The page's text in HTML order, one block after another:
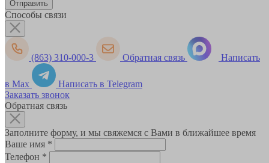
Способы связи
(863) 310-000-3 Обратная связь Написать
в Max
Написать в Telegram
Заказать звонок
Обратная связь
Заполните форму, и мы свяжемся с Вами в ближайшее время
Ваше имя *
Телефон *